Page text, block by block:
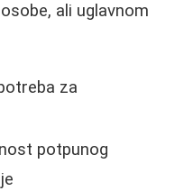
ali uglavnom
za
potpunog